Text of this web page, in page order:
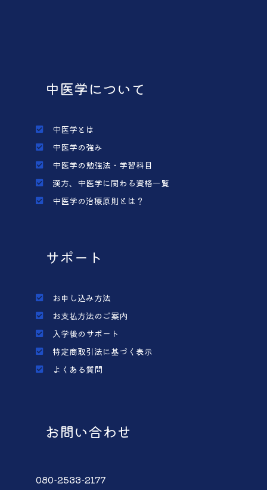
中医学について
中医学とは
中医学の強み
中医学の勉強法・学習科目
漢方、中医学に関わる資格一覧
中医学の治療原則とは？
サポート
お申し込み方法
お支払方法のご案内
入学後のサポート
特定商取引法に基づく表示
よくある質問
お問い合わせ
080-2533-2177